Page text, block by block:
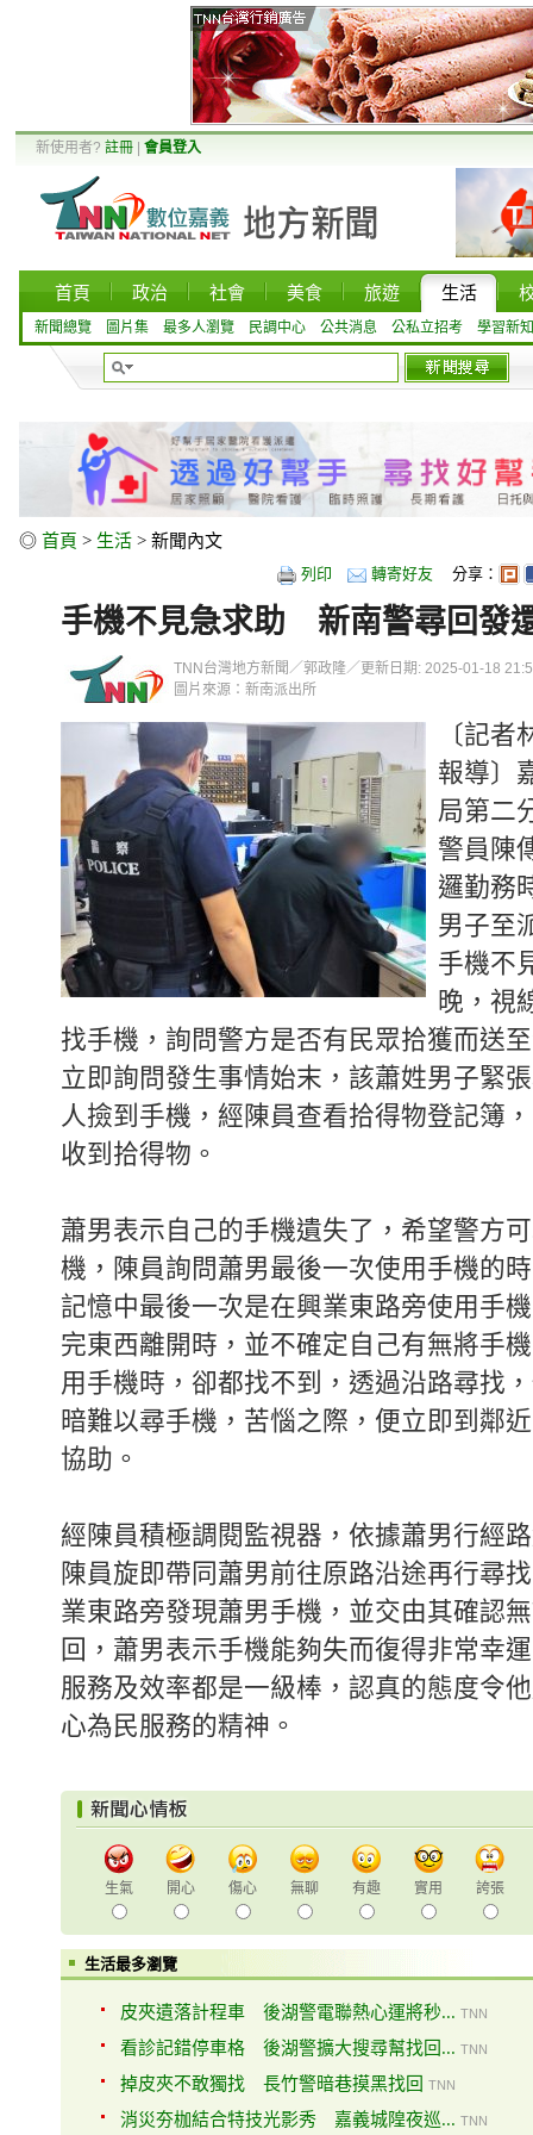
新使用者? 註冊 會員登入
首頁 政治 社會 美食 旅遊 生活
新聞總覽 圖片集 最多人瀏覽 民調中心 公共消息 公私立招考 學習新知
◎ 首頁 > 生活 > 新聞內文
列印 轉寄好友 分享：
手機不見急求助 新南警尋回發
TNN台灣地方新聞／郭政隆／更新日期: 2025-01-18
圖片來源：新南派出所
〔記者
報導〕
局第二
警員陳
邏勤務
男子至
手機不
晚，視
找手機，詢問警方是否有民眾拾獲而送
立即詢問發生事情始末，該蕭姓男子緊
人撿到手機，經陳員查看拾得物登記簿
收到拾得物。
蕭男表示自己的手機遺失了，希望警方
機，陳員詢問蕭男最後一次使用手機的
記憶中最後一次是在興業東路旁使用手
完東西離開時，並不確定自己有無將手
用手機時，卻都找不到，透過沿路尋找
暗難以尋手機，苦惱之際，便立即到鄰
協助。
經陳員積極調閱監視器，依據蕭男行經
陳員旋即帶同蕭男前往原路沿途再行尋
業東路旁發現蕭男手機，並交由其確認
回，蕭男表示手機能夠失而復得非常幸
服務及效率都是一級棒，認真的態度令
心為民服務的精神。
生氣 開心 傷心 無聊 有趣 實用 誇張
生活最多瀏覽
皮夾遺落計程車 後湖警電聯熱心運將秒... TNN
看診記錯停車格 後湖警擴大搜尋幫找回... TNN
掉皮夾不敢獨找 長竹警暗巷摸黑找回 TNN
消災夯枷結合特技光影秀 嘉義城隍夜巡... TNN